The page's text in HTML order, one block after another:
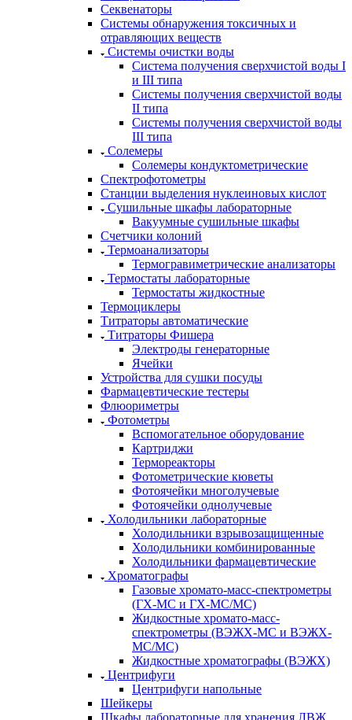
Секвенаторы
Системы обнаружения токсичных и
отравляющих веществ
Системы очистки воды
Система получения сверхчистой воды I
и III типа
Системы получения сверхчистой воды
II типа
Системы получения сверхчистой воды
III типа
Солемеры
Солемеры кондуктометрические
Спектрофотометры
Станции выделения нуклеиновых кислот
Сушильные шкафы лабораторные
Вакуумные сушильные шкафы
Счетчики колоний
Термоанализаторы
Термогравиметрические анализаторы
Термостаты лабораторные
Термостаты жидкостные
Термоциклеры
Титраторы автоматические
Титраторы Фишера
Электроды генераторные
Ячейки
Устройства для сушки посуды
Фармацевтические тестеры
Флюориметры
Фотометры
Вспомогательное оборудование
Картриджи
Термореакторы
Фотометрические кюветы
Фотоячейки многолучевые
Фотоячейки однолучевые
Холодильники лабораторные
Холодильники взрывозащищенные
Холодильники комбинированные
Холодильники фармацевтические
Хроматографы
Газовые хромато-масс-спектрометры
(ГХ-МС и ГХ-МС/МС)
Жидкостные хромато-масс-
спектрометры (ВЭЖХ-МС и ВЭЖХ-
МС/МС)
Жидкостные хроматографы (ВЭЖХ)
Центрифуги
Центрифуги напольные
Шейкеры
Шкафы лабораторные для хранения ЛВЖ